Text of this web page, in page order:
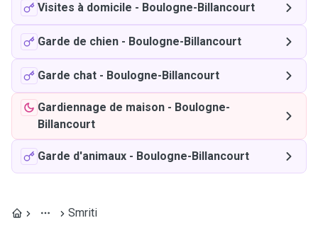
Visites à domicile - Boulogne-Billancourt
Garde de chien - Boulogne-Billancourt
Garde chat - Boulogne-Billancourt
Gardiennage de maison - Boulogne-
Billancourt
Garde d'animaux - Boulogne-Billancourt
Smriti